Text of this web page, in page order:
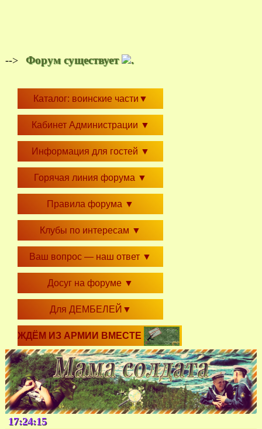
--> Форум существует .
Каталог: воинские части ▼
Кабинет Администрации ▼
Информация для гостей ▼
Горячая линия форума ▼
Правила форума ▼
Клубы по интересам ▼
Ваш вопрос — наш ответ ▼
Досуг на форуме ▼
Для ДЕМБЕЛЕЙ ▼
ЖДЁМ ИЗ АРМИИ ВМЕСТЕ
17:24:17